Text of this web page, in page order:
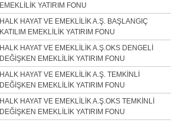
EMEKLİLİK YATIRIM FONU
HALK HAYAT VE EMEKLİLİK A.Ş. BAŞLANGIÇ
KATILIM EMEKLİLİK YATIRIM FONU
HALK HAYAT VE EMEKLİLİK A.Ş.OKS DENGELİ
DEĞİŞKEN EMEKLİLİK YATIRIM FONU
HALK HAYAT VE EMEKLİLİK A.Ş. TEMKİNLİ
DEĞİŞKEN EMEKLİLİK YATIRIM FONU
HALK HAYAT VE EMEKLİLİK A.Ş.OKS TEMKİNLİ
DEĞİŞKEN EMEKLİLİK YATIRIM FONU